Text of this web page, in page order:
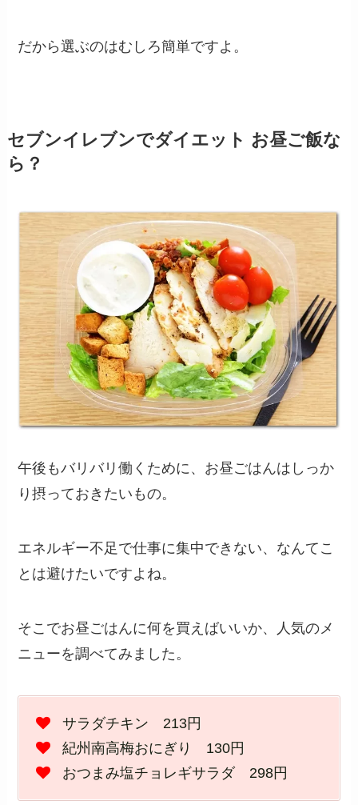
だから選ぶのはむしろ簡単ですよ。
セブンイレブンでダイエット お昼ご飯な
ら？
午後もバリバリ働くために、お昼ごはんはしっか
り摂っておきたいもの。
エネルギー不足で仕事に集中できない、なんてこ
とは避けたいですよね。
そこでお昼ごはんに何を買えばいいか、人気のメ
ニューを調べてみました。
サラダチキン 213円
紀州南高梅おにぎり 130円
おつまみ塩チョレギサラダ 298円